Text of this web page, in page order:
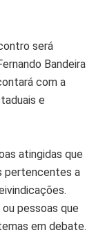
será
Bandeira
com a
e
atingidas que
pertencentes a
pessoas que
em debate.